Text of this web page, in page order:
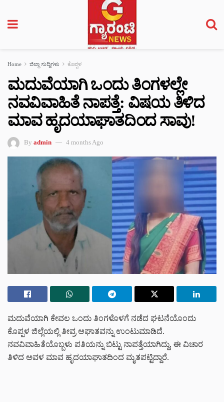
Home ಜಿಲ್ಲಾ ಸುದ್ದಿಗಳು ಕೊಪ್ಪಳ
ಮದುವೆಯಾಗಿ ಒಂದು ತಿಂಗಳಲ್ಲೇ
ನವವಿವಾಹಿತೆ ನಾಪತ್ತೆ: ವಿಷಯ ತಿಳಿದ
ಮಾವ ಹೃದಯಾಘಾತದಿಂದ ಸಾವು!
By admin 4 months Ago
ಮದುವೆಯಾಗಿ ಕೇವಲ ಒಂದು ತಿಂಗಳೊಳಗೆ ನಡೆದ ಘಟನೆಯೊಂದು
ಕೊಪ್ಪಳ ಜಿಲ್ಲೆಯಲ್ಲಿ ತೀವ್ರ ಆಘಾತವನ್ನು ಉಂಟುಮಾಡಿದೆ.
ನವವಿವಾಹಿತೆಯೊಬ್ಬಳು ಪತಿಯನ್ನು ಬಿಟ್ಟು ನಾಪತ್ತೆಯಾಗಿದ್ದು, ಈ ವಿಚಾರ
ತಿಳಿದ ಅವಳ ಮಾವ ಹೃದಯಾಘಾತದಿಂದ ಮೃತಪಟ್ಟಿದ್ದಾರೆ.